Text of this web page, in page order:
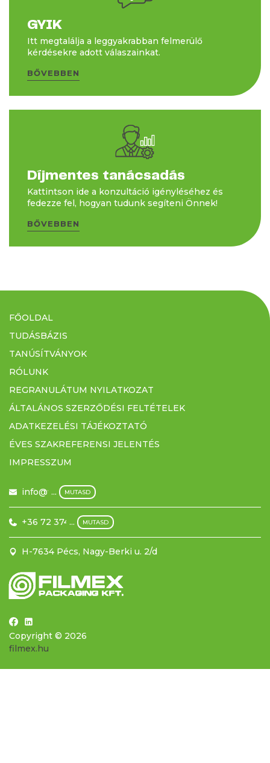
GYIK
Itt megtalálja a leggyakrabban felmerülő
kérdésekre adott válaszainkat.
BŐVEBBEN
Díjmentes tanácsadás
Kattintson ide a konzultáció igényléséhez és
fedezze fel, hogyan tudunk segíteni Önnek!
BŐVEBBEN
FŐOLDAL
TUDÁSBÁZIS
TANÚSÍTVÁNYOK
RÓLUNK
REGRANULÁTUM NYILATKOZAT
ÁLTALÁNOS SZERZŐDÉSI FELTÉTELEK
ADATKEZELÉSI TÁJÉKOZTATÓ
ÉVES SZAKREFERENSI JELENTÉS
IMPRESSZUM
info@filmex.hu
... MUTASD
+36 72 374 500
... MUTASD
H-7634 Pécs, Nagy-Berki u. 2/d
Copyright © 2026
filmex.hu